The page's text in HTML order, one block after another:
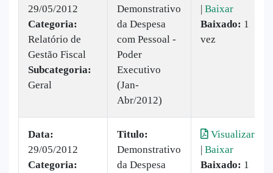
29/05/2012
Categoria:
Relatório de
Gestão Fiscal
Subcategoria:
Geral
Demonstrativo
da Despesa
com Pessoal -
Poder
Executivo
(Jan-
Abr/2012)
| Baixar
Baixado: 1
vez
Data:
29/05/2012
Categoria:
Titulo:
Demonstrativo
da Despesa
Visualizar
| Baixar
Baixado: 1